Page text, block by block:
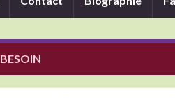
BESOIN